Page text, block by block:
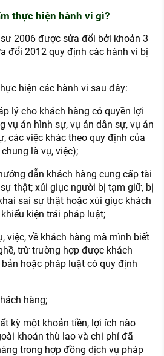
thực hiện hành vi gì?
2006 được sửa đổi bởi khoản 3
đổi 2012 quy định các hành vi bị
hiện các hành vi sau đây:
lý cho khách hàng có quyền lợi
vụ án hình sự, vụ án dân sự, vụ án
các việc khác theo quy định của
là vụ, việc);
dẫn khách hàng cung cấp tài
thật; xúi giục người bị tạm giữ, bị
sai sự thật hoặc xúi giục khách
kiện trái pháp luật;
việc, về khách hàng mà mình biết
trừ trường hợp được khách
hoặc pháp luật có quy định
hàng;
kỳ một khoản tiền, lợi ích nào
khoản thù lao và chi phí đã
trong hợp đồng dịch vụ pháp